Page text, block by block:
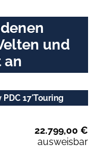
und
an
PDC 17'Touring
22.799,00 €
ausweisbar